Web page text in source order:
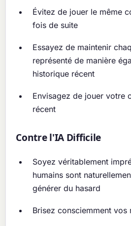
Évitez de jouer le même
fois de suite
Essayez de maintenir
représenté de manière
historique récent
Envisagez de jouer votre
récent
Contre l'IA Difficile
Soyez véritablement
humains sont
générer du hasard
Brisez consciemment vos